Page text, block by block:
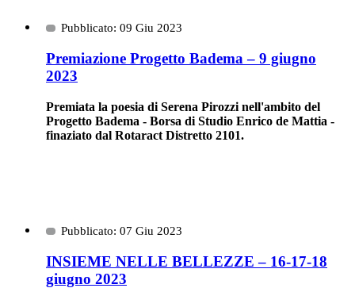
Pubblicato: 09 Giu 2023
Premiazione Progetto Badema – 9 giugno
2023
Premiata la poesia di Serena Pirozzi nell'ambito del
Progetto Badema - Borsa di Studio Enrico de Mattia -
finaziato dal Rotaract Distretto 2101.
Pubblicato: 07 Giu 2023
INSIEME NELLE BELLEZZE – 16-17-18
giugno 2023